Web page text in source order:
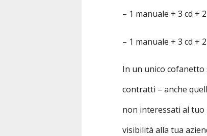
– 1 manuale + 3 cd +
– 1 manuale + 3 cd +
In un unico
contratti – anche
non interessati al
visibilità alla tua